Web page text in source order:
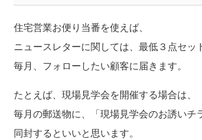
住宅営業お便り当番を使えば、
ニュースレターに関しては、最低３点セッ
毎月、フォローしたい顧客に届きます。
たとえば、現場見学会を開催する場合は、
毎月の郵送物に、「現場見学会のお誘いチ
同封するといいと思います。